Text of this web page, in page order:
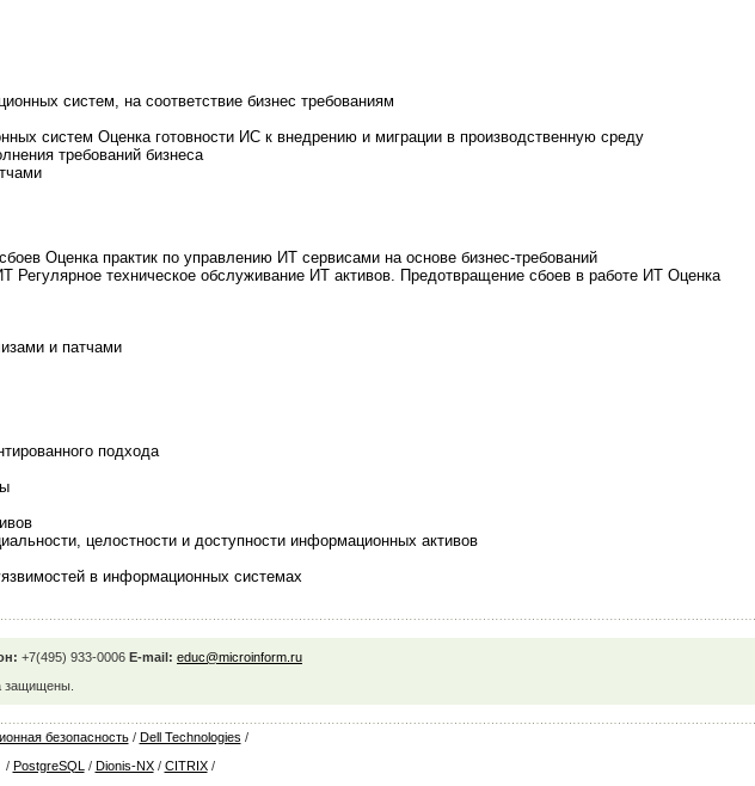
систем, на соответствие бизнес требованиям
систем Оценка готовности ИС к внедрению и миграции в производственную среду
требований бизнеса
Оценка практик по управлению ИТ сервисами на основе бизнес-требований
Регулярное техническое обслуживание ИТ активов. Предотвращение сбоев в работе ИТ Оценка
и патчами
подхода
целостности и доступности информационных активов
в информационных системах
+7(495) 933-0006 E-mail: educ@microinform.ru
защищены.
безопасность/ Dell Technologies /
PostgreSQL / Dionis-NX/ CITRIX/